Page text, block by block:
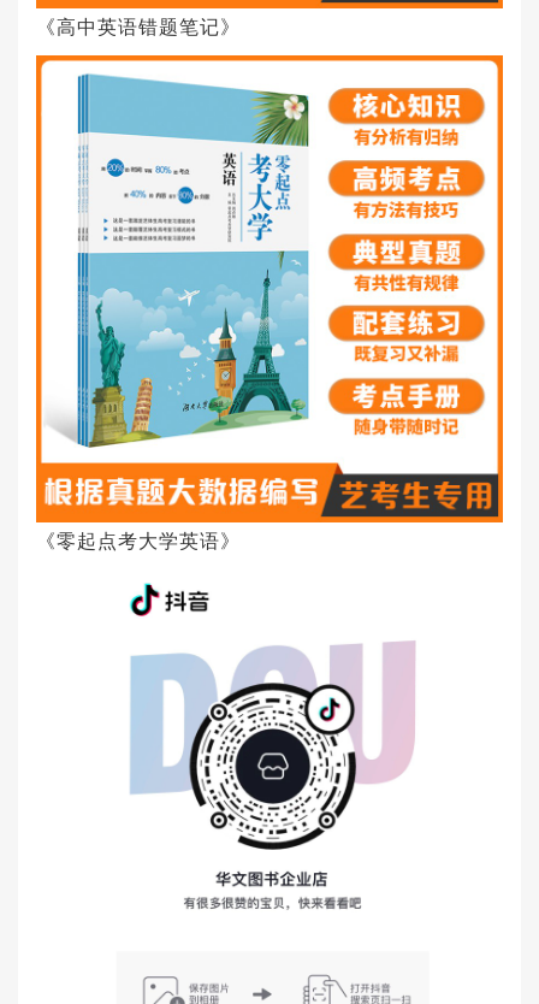
《高中英语错题笔记》
《零起点考大学英语》